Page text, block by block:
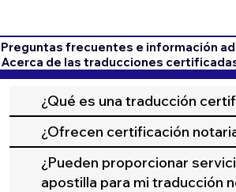
Preguntas frecuentes e información
Acerca de las traducciones
¿Qué es una traducción
¿Ofrecen certificación
¿Pueden proporcionar
apostilla para mi traducción